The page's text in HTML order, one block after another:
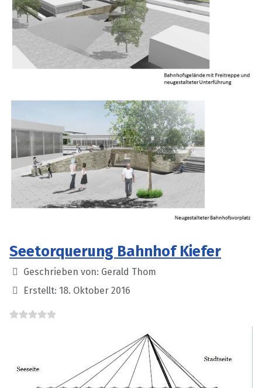
Seetorquerung Bahnhof Kiefer
Details
Geschrieben von: Gerald Thom
Erstellt: 18. Oktober 2016